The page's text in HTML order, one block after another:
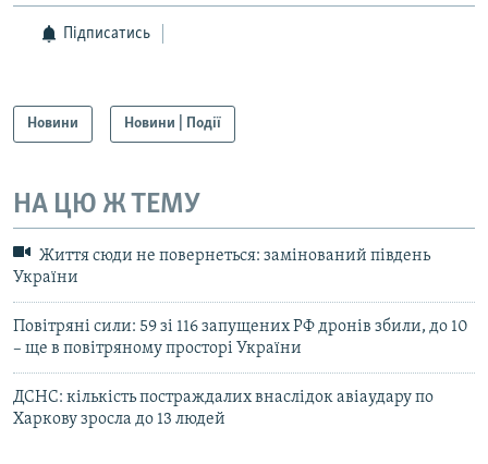
Підписатись
Новини Новини | Події
НА ЦЮ Ж ТЕМУ
Життя сюди не повернеться: замінований південь
України
Повітряні сили: 59 зі 116 запущених РФ дронів збили, до 10
– ще в повітряному просторі України
ДСНС: кількість постраждалих внаслідок авіаудару по
Харкову зросла до 13 людей